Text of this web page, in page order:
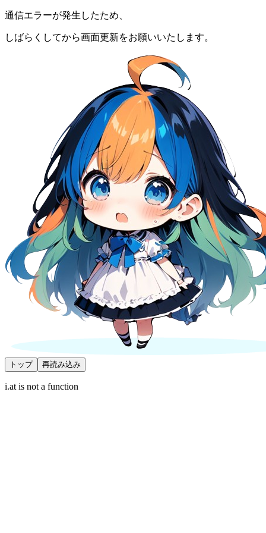
通信エラーが発生したため、
しばらくしてから画面更新をお願いいたします。
トップ 再読み込み
i.at is not a function